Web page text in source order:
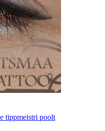
tippmeistri poolt